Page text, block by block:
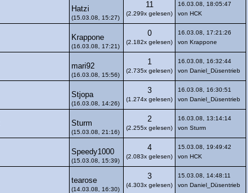
Hatzi
(15.03.08, 15:27)
11
(2.299x gelesen)
16.03.08, 18:05:47
von HCK
Krappone
(16.03.08, 17:21)
0
(2.182x gelesen)
16.03.08, 17:21:26
von Krappone
mari92
(16.03.08, 15:56)
1
(2.735x gelesen)
16.03.08, 16:32:44
von Daniel_Düsentrieb
Stjopa
(16.03.08, 14:26)
3
(1.274x gelesen)
16.03.08, 16:30:51
von Daniel_Düsentrieb
Sturm
(15.03.08, 21:16)
2
(2.255x gelesen)
16.03.08, 13:14:14
von Sturm
Speedy1000
(15.03.08, 15:39)
4
(2.083x gelesen)
15.03.08, 19:49:42
von HCK
tearose
(14.03.08, 16:30)
3
(4.303x gelesen)
15.03.08, 14:48:11
von Daniel_Düsentrieb